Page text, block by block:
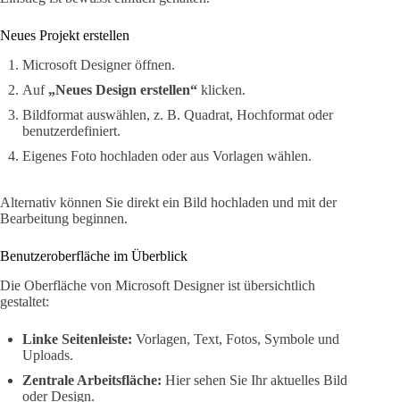
Neues Projekt erstellen
Microsoft Designer öffnen.
Auf „Neues Design erstellen“ klicken.
Bildformat auswählen, z. B. Quadrat, Hochformat oder
benutzerdefiniert.
Eigenes Foto hochladen oder aus Vorlagen wählen.
Alternativ können Sie direkt ein Bild hochladen und mit der
Bearbeitung beginnen.
Benutzeroberfläche im Überblick
Die Oberfläche von Microsoft Designer ist übersichtlich
gestaltet:
Linke Seitenleiste: Vorlagen, Text, Fotos, Symbole und
Uploads.
Zentrale Arbeitsfläche: Hier sehen Sie Ihr aktuelles Bild
oder Design.